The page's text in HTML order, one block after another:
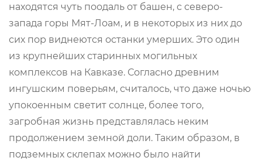
находятся чуть поодаль от башен, с северо-
запада горы Мят-Лоам, и в некоторых из них до
сих пор виднеются останки умерших. Это один
из крупнейших старинных могильных
комплексов на Кавказе. Согласно древним
ингушским поверьям, считалось, что даже ночью
упокоенным светит солнце, более того,
загробная жизнь представлялась неким
продолжением земной доли. Таким образом, в
подземных склепах можно было найти